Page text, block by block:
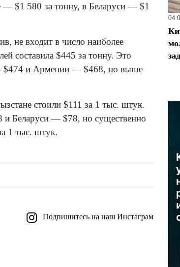
— $1 580 за тонну, в Беларуси — $1
не входит в число наиболее
составила $445 за тонну. Это
$474 и Армении — $468, но выше
стоили $111 за 1 тыс. штук.
Беларуси — $78, но существенно
1 тыс. штук.
Подпишитесь на наш Инстаграм